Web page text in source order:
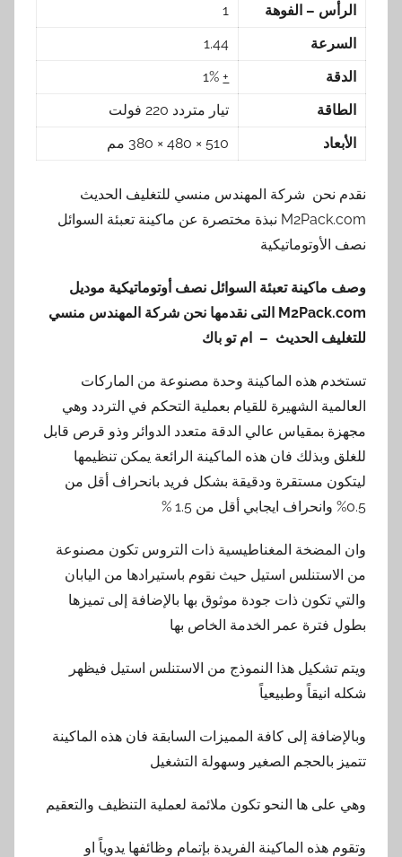
الرأس – الفوهة
1
السرعة
1.44
الدقة
+
1%
الطاقة
تيار متردد 220 فولت
الأبعاد
510 × 480 × 380 مم
نقدم نحن شركة المهندس منسي للتغليف الحديث
M2Pack.com نبذة مختصرة عن ماكينة تعبئة السوائل
نصف الأوتوماتيكية
وصف ماكينة تعبئة السوائل نصف أوتوماتيكية موديل
M2Pack.com التى نقدمها نحن شركة المهندس منسي
للتغليف الحديث – ام تو باك
تستخدم هذه الماكينة وحدة مصنوعة من الماركات
العالمية الشهيرة للقيام بعملية التحكم في التردد وهي
مجهزة بمقياس عالي الدقة متعدد الدوائر وذو قرص قابل
للغلق وبذلك فان هذه الماكينة الرائعة يمكن تنظيمها
ليتكون مستقرة ودقيقة بشكل فريد بانحراف أقل من
0.5% وانحراف ايجابي أقل من 1.5 %
وان المضخة المغناطيسية ذات التروس تكون مصنوعة
من الاستنلس استيل حيث نقوم باستيرادها من اليابان
والتي تكون ذات جودة موثوق بها بالإضافة إلى تميزها
بطول فترة عمر الخدمة الخاص بها
ويتم تشكيل هذا النموذج من الاستنلس استيل فيظهر
شكله انيقاً وطبيعياً
وبالإضافة إلى كافة المميزات السابقة فان هذه الماكينة
تتميز بالحجم الصغير وسهولة التشغيل
وهي على ها النحو تكون ملائمة لعملية التنظيف والتعقيم
وتقوم هذه الماكينة الفريدة بإتمام وظائفها يدوياً او